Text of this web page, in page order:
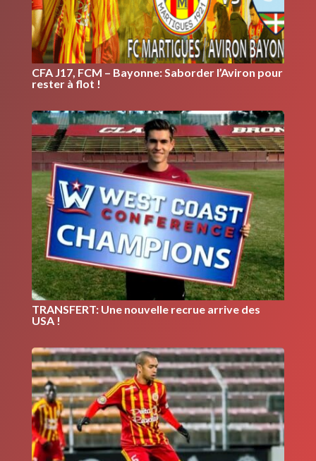
CFA J17, FCM – Bayonne: Saborder l’Aviron pour
rester à flot !
TRANSFERT: Une nouvelle recrue arrive des
USA !